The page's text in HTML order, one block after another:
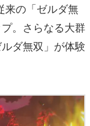
来の「ゼルダ無
。さらなる大群
ダ無双」が体験